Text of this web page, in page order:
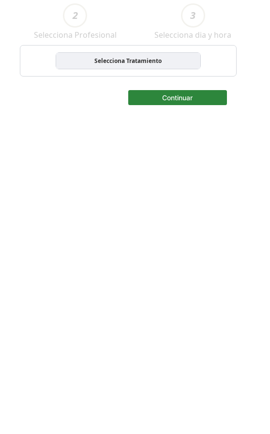
2
Selecciona Profesional
3
Selecciona dia y hora
Selecciona Tratamiento
Continuar